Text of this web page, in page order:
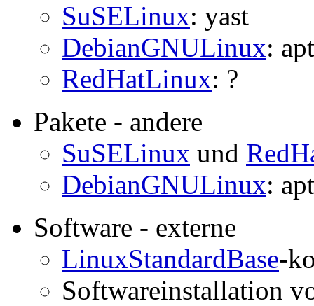
SuSELinux: yast
DebianGNULinux:
RedHatLinux: ?
Pakete - andere
SuSELinux und
DebianGNULinux:
Software - externe
LinuxStandardBase-
Softwareinstallation